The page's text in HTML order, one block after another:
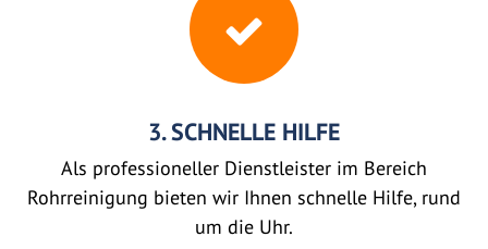
3. SCHNELLE HILFE
Als professioneller Dienstleister im Bereich
Rohrreinigung bieten wir Ihnen schnelle Hilfe, rund
um die Uhr.